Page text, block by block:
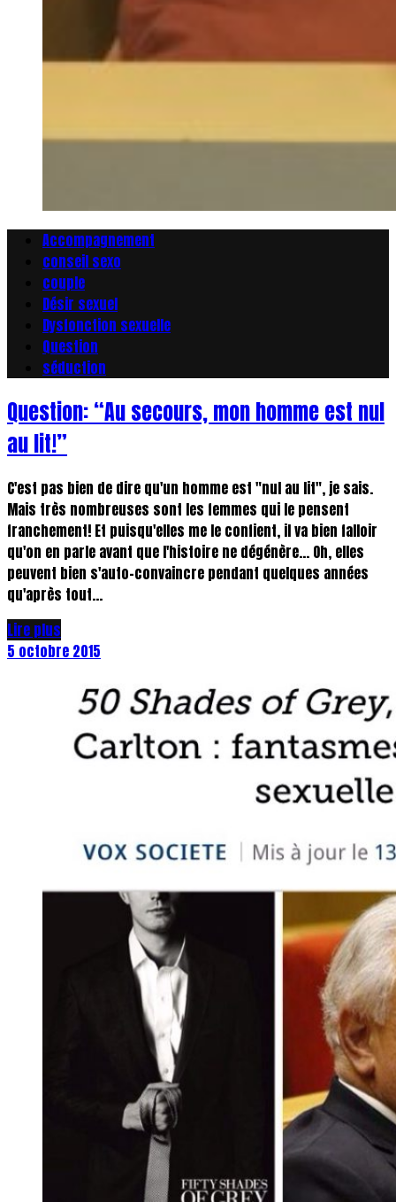
Accompagnement
conseil sexo
couple
Désir sexuel
Dysfonction sexuelle
Question
séduction
Question: “Au secours, mon homme est nul
au lit!”
C'est pas bien de dire qu'un homme est "nul au lit", je sais.
Mais très nombreuses sont les femmes qui le pensent
franchement! Et puisqu'elles me le confient, il va bien falloir
qu'on en parle avant que l'histoire ne dégénère... Oh, elles
peuvent bien s'auto-convaincre pendant quelques années
qu'après tout...
Lire plus
5 octobre 2015